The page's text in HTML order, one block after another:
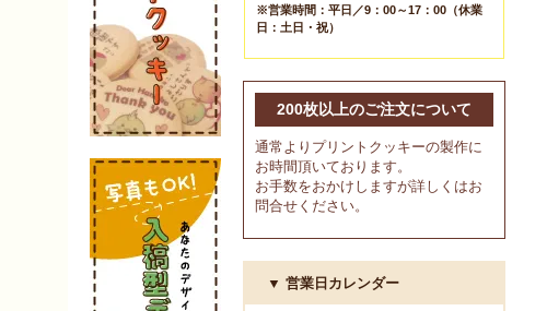
※営業時間：平日／9：00～17：00（休業
日：土日・祝）
200枚以上のご注文について
通常よりプリントクッキーの製作に
お時間頂いております。
お手数をおかけしますが詳しくはお
問合せください。
営業日カレンダー